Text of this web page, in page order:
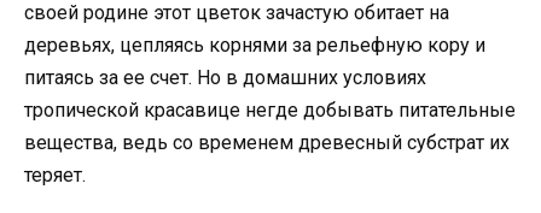
своей родине этот цветок зачастую обитает на
деревьях, цепляясь корнями за рельефную кору и
питаясь за ее счет. Но в домашних условиях
тропической красавице негде добывать питательные
вещества, ведь со временем древесный субстрат их
теряет.